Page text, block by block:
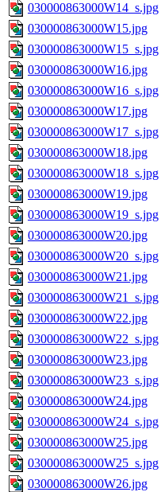
030000863000W14_s.jpg
030000863000W15.jpg
030000863000W15_s.jpg
030000863000W16.jpg
030000863000W16_s.jpg
030000863000W17.jpg
030000863000W17_s.jpg
030000863000W18.jpg
030000863000W18_s.jpg
030000863000W19.jpg
030000863000W19_s.jpg
030000863000W20.jpg
030000863000W20_s.jpg
030000863000W21.jpg
030000863000W21_s.jpg
030000863000W22.jpg
030000863000W22_s.jpg
030000863000W23.jpg
030000863000W23_s.jpg
030000863000W24.jpg
030000863000W24_s.jpg
030000863000W25.jpg
030000863000W25_s.jpg
030000863000W26.jpg